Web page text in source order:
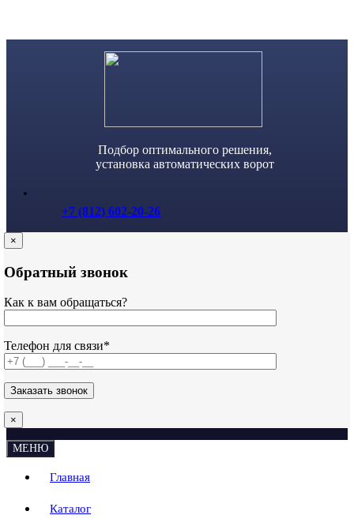
Подбор оптимального решения,
установка автоматических ворот
+7 (812) 602-20-26
×
Обратный звонок
Как к вам обращаться?
Телефон для связи*
×
МЕНЮ
Главная
Каталог